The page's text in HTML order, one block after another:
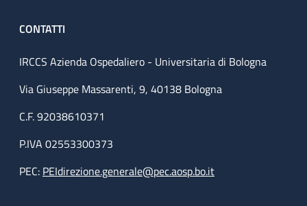
CONTATTI
IRCCS Azienda Ospedaliero - Universitaria di Bologna
Via Giuseppe Massarenti, 9, 40138 Bologna
C.F. 92038610371
P.IVA 02553300373
PEC: PEIdirezione.generale@pec.aosp.bo.it